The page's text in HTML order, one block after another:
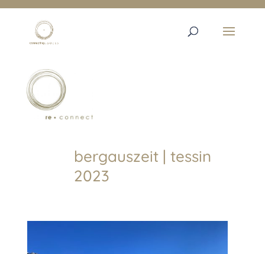
bergauszeit | tessin
2023